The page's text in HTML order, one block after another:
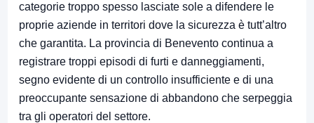
categorie troppo spesso lasciate sole a difendere le
proprie aziende in territori dove la sicurezza è tutt’altro
che garantita. La provincia di Benevento continua a
registrare troppi episodi di furti e danneggiamenti,
segno evidente di un controllo insufficiente e di una
preoccupante sensazione di abbandono che serpeggia
tra gli operatori del settore.